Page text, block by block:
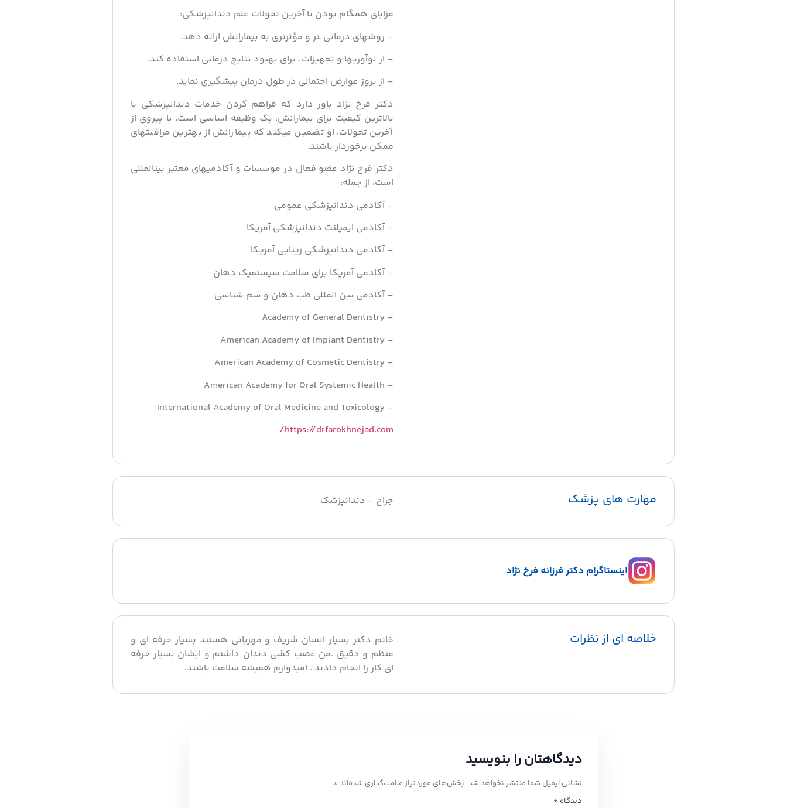
مزایای همگام بودن با آخرین تحولات علم دندانپزشکی:
– روشهای درمانی ـتر و مؤثرتری به بیمارانش ارائه دهد.
– از نوآوریها و تجهیزات ـ برای بهبود نتایج درمانی استفاده کند.
– از بروز عوارض احتمالی در طول درمان پیشگیری نماید.
دکتر فرخ نژاد باور دارد که فراهم کردن خدمات دندانپزشکی با
بالاترین کیفیت برای بیمارانش، یک وظیفه اساسی است. با پیروی از
آخرین تحولات، او تضمین میکند که بیمارانش از بهترین مراقبتهای
ممکن برخوردار باشند.
دکتر فرخ نژاد عضو فعال در موسسات و آکادمیهای معتبر بینالمللی
است، از جمله:
– آکادمی دندانپزشکی عمومی
– آکادمی ایمپلنت دندانپزشکی آمریکا
– آکادمی دندانپزشکی زیبایی آمریکا
– آکادمی آمریکا برای سلامت سیستمیک دهان
– آکادمی بین المللی طب دهان و سم شناسی
– Academy of General Dentistry
– American Academy of Implant Dentistry
– American Academy of Cosmetic Dentistry
– American Academy for Oral Systemic Health
– International Academy of Oral Medicine and Toxicology
https://drfarokhnejad.com/
مهارت های پزشک جراح - دندانپزشک
اینستاگرام دکتر فرزانه فرخ نژاد
خلاصه ای از نظرات
خانم دکتر بسیار انسان شریف و مهربانی هستند بسیار حرفه ای و
منظم و دقیق .من عصب کشی دندان داشتم و ایشان بسیار حرفه
ای کار را انجام دادند . امیدوارم همیشه سلامت باشند.
دیدگاهتان را بنویسید
نشانی ایمیل شما منتشر نخواهد شد. بخش‌های موردنیاز علامت‌گذاری شده‌اند *
دیدگاه *